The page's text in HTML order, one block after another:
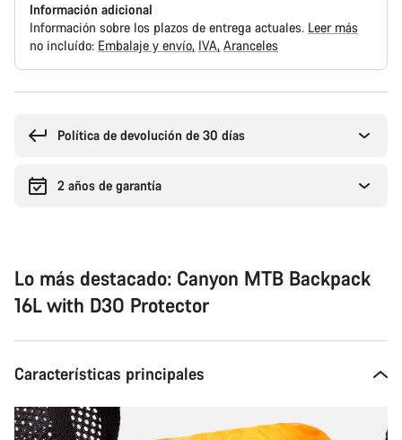
Información adicional
Información sobre los plazos de entrega actuales. Leer más
no incluído: Embalaje y envío IVA Aranceles
compra
Política de devolución de 30 días
2 años de garantía
Lo más destacado: Canyon MTB Backpack
16L with D3O Protector
Características principales